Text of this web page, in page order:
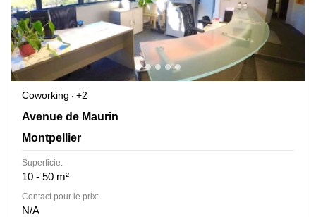
Coworking
+2
28 Avenue de Maurin, Montpellier
Avenue de Maurin
Montpellier
Superficie:
10 - 50 m²
Contact pour le prix:
N/A